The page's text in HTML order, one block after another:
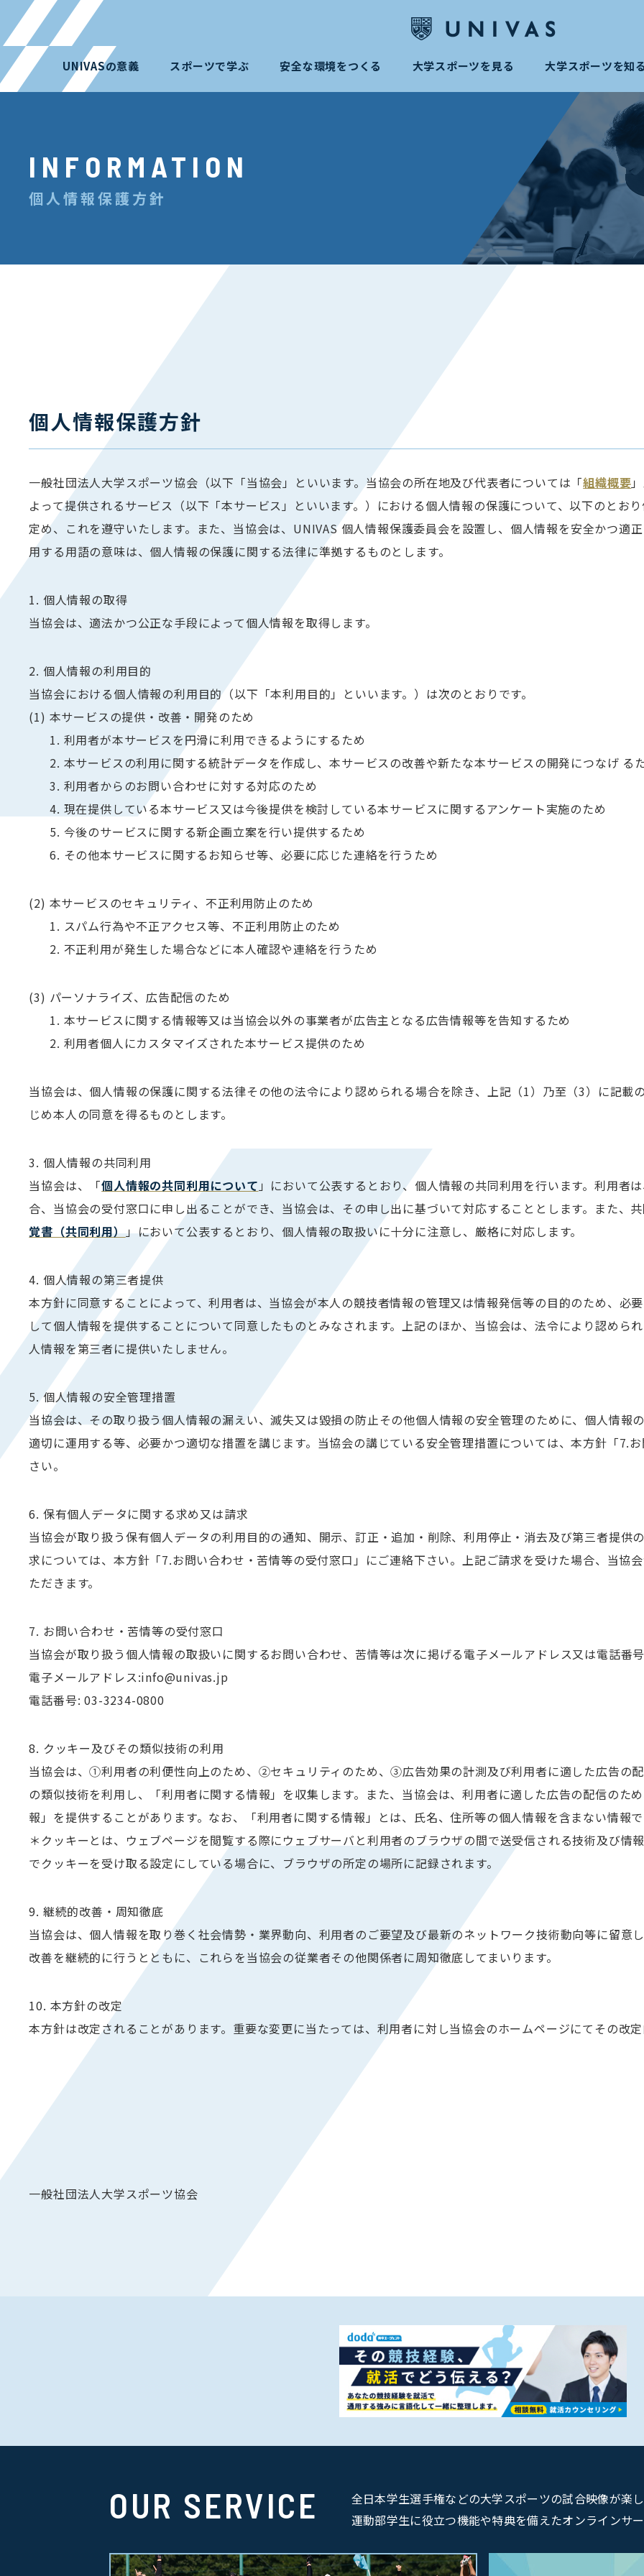
UNIVASの意義 スポーツで学ぶ 安全な環境をつくる 大学スポーツを見る 大学スポーツを知
INFORMATION
個人情報保護方針
個人情報保護方針
一般社団法人大学スポーツ協会（以下「当協会」といいます。当協会の所在地及び代表者については「組織概要
よって提供されるサービス（以下「本サービス」といいます。）における個人情報の保護について、以下のとお
定め、これを遵守いたします。また、当協会は、UNIVAS 個人情報保護委員会を設置し、個人情報を安全かつ適
用する用語の意味は、個人情報の保護に関する法律に準拠するものとします。
1. 個人情報の取得
当協会は、適法かつ公正な手段によって個人情報を取得します。
2. 個人情報の利用目的
当協会における個人情報の利用目的（以下「本利用目的」といいます。）は次のとおりです。
(1) 本サービスの提供・改善・開発のため
1. 利用者が本サービスを円滑に利用できるようにするため
2. 本サービスの利用に関する統計データを作成し、本サービスの改善や新たな本サービスの開発につなげ る
3. 利用者からのお問い合わせに対する対応のため
4. 現在提供している本サービス又は今後提供を検討している本サービスに関するアンケート実施のため
5. 今後のサービスに関する新企画立案を行い提供するため
6. その他本サービスに関するお知らせ等、必要に応じた連絡を行うため
(2) 本サービスのセキュリティ、不正利用防止のため
1. スパム行為や不正アクセス等、不正利用防止のため
2. 不正利用が発生した場合などに本人確認や連絡を行うため
(3) パーソナライズ、広告配信のため
1. 本サービスに関する情報等又は当協会以外の事業者が広告主となる広告情報等を告知するため
2. 利用者個人にカスタマイズされた本サービス提供のため
当協会は、個人情報の保護に関する法律その他の法令により認められる場合を除き、上記（1）乃至（3）に記載
じめ本人の同意を得るものとします。
3. 個人情報の共同利用
当協会は、「個人情報の共同利用について 」において公表するとおり、個人情報の共同利用を行います。利用者
合、当協会の受付窓口に申し出ることができ、当協会は、その申し出に基づいて対応することとします。また、
覚書（共同利用）」において公表するとおり、個人情報の取扱いに十分に注意し、厳格に対応します。
4. 個人情報の第三者提供
本方針に同意することによって、利用者は、当協会が本人の競技者情報の管理又は情報発信等の目的のため、必
して個人情報を提供することについて同意したものとみなされます。上記のほか、当協会は、法令により認めら
人情報を第三者に提供いたしません。
5. 個人情報の安全管理措置
当協会は、その取り扱う個人情報の漏えい、滅失又は毀損の防止その他個人情報の安全管理のために、個人情報
適切に運用する等、必要かつ適切な措置を講じます。当協会の講じている安全管理措置については、本方針「7.
さい。
6. 保有個人データに関する求め又は請求
当協会が取り扱う保有個人データの利用目的の通知、開示、訂正・追加・削除、利用停止・消去及び第三者提供
求については、本方針「7.お問い合わせ・苦情等の受付窓口」にご連絡下さい。上記ご請求を受けた場合、当協
ただきます。
7. お問い合わせ・苦情等の受付窓口
当協会が取り扱う個人情報の取扱いに関するお問い合わせ、苦情等は次に掲げる電子メールアドレス又は電話番
電子メールアドレス:info@univas.jp
電話番号: 03-3234-0800
8. クッキー及びその類似技術の利用
当協会は、①利用者の利便性向上のため、②セキュリティのため、③広告効果の計測及び利用者に適した広告の
の類似技術を利用し、「利用者に関する情報」を収集します。また、当協会は、利用者に適した広告の配信のた
報」を提供することがあります。なお、「利用者に関する情報」とは、氏名、住所等の個人情報を含まない情報
＊クッキーとは、ウェブページを閲覧する際にウェブサーバと利用者のブラウザの間で送受信される技術及び情
でクッキーを受け取る設定にしている場合に、ブラウザの所定の場所に記録されます。
9. 継続的改善・周知徹底
当協会は、個人情報を取り巻く社会情勢・業界動向、利用者のご要望及び最新のネットワーク技術動向等に留意
改善を継続的に行うとともに、これらを当協会の従業者その他関係者に周知徹底してまいります。
10. 本方針の改定
本方針は改定されることがあります。重要な変更に当たっては、利用者に対し当協会のホームページにてその改
一般社団法人大学スポーツ協会
OUR SERVICE
全日本学生選手権などの大学スポーツの試合映像が楽
運動部学生に役立つ機能や特典を備えたオンラインサ